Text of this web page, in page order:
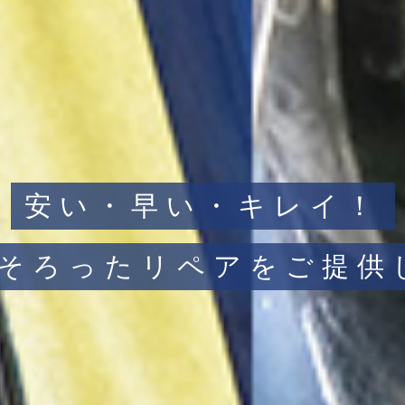
安い・早い・キレイ！
ろったリペアを ご提供